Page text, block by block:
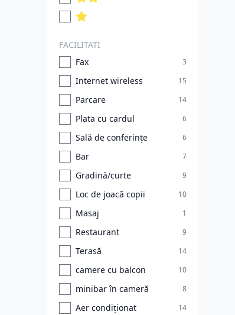
FACILITATI
Fax
3
Internet wireless 15
Parcare 14
Plata cu cardul 6
Sală de conferințe 6
Bar 7
Gradină/curte 9
Loc de joacă copii 10
Masaj 1
Restaurant 9
Terasă 14
camere cu balcon 10
minibar în cameră 8
Aer condiționat 14